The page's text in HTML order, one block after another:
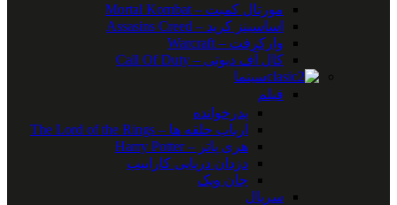
مورتال کمبت – Mortal Kombat
اساسینز کرید – Assasins Creed
وارکرفت – Warcraft
کال آف دیوتی – Call Of Duty
سینما
فیلم
پدرخوانده
ارباب حلقه ها – The Lord of the Rings
هری پاتر – Harry Potter
دزدان دریایی کاراییب
جان ویک
سریال